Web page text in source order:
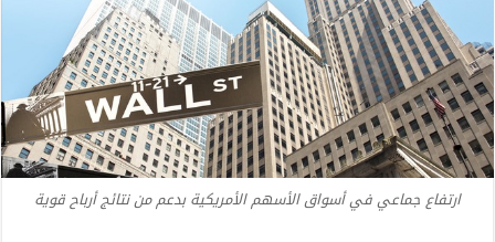
ارتفاع جماعي في أسواق الأسهم الأمريكية بدعم من نتائج أرباح قوية